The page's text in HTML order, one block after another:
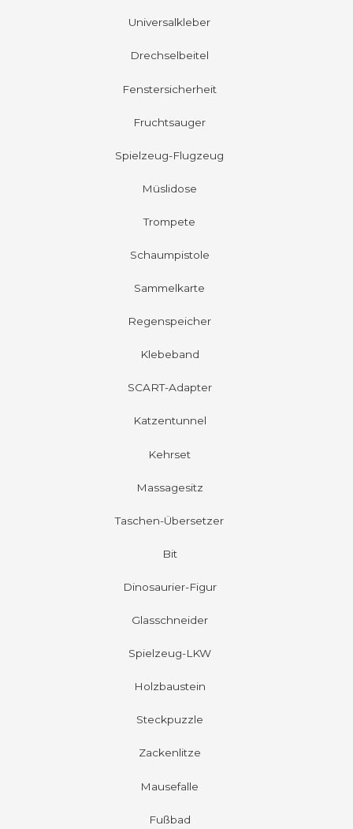
Universalkleber
Drechselbeitel
Fenstersicherheit
Fruchtsauger
Spielzeug-Flugzeug
Müslidose
Trompete
Schaumpistole
Sammelkarte
Regenspeicher
Klebeband
SCART-Adapter
Katzentunnel
Kehrset
Massagesitz
Taschen-Übersetzer
Bit
Dinosaurier-Figur
Glasschneider
Spielzeug-LKW
Holzbaustein
Steckpuzzle
Zackenlitze
Mausefalle
Fußbad